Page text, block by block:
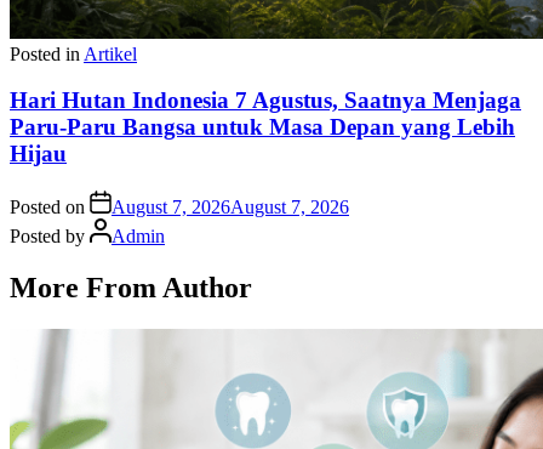
Posted in Artikel
Hari Hutan Indonesia 7 Agustus, Saatnya Menjaga
Paru-Paru Bangsa untuk Masa Depan yang Lebih
Hijau
Posted on August 7, 2026August 7, 2026
Posted by
Admin
More From Author